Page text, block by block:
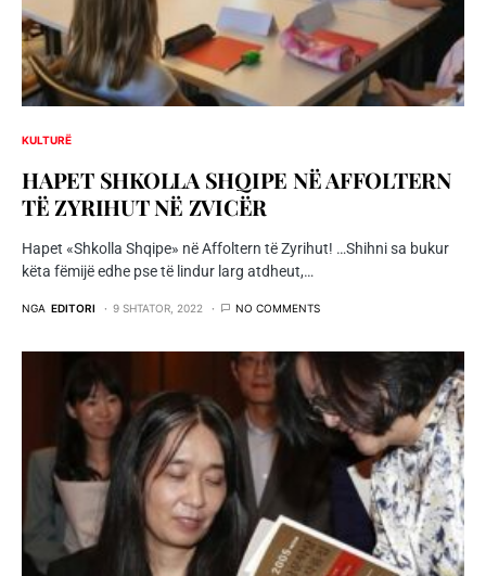
KULTURË
HAPET SHKOLLA SHQIPE NË AFFOLTERN
TË ZYRIHUT NË ZVICËR
Hapet «Shkolla Shqipe» në Affoltern të Zyrihut! …Shihni sa bukur
këta fëmijë edhe pse të lindur larg atdheut,…
NGA EDITORI 9 SHTATOR, 2022 NO COMMENTS